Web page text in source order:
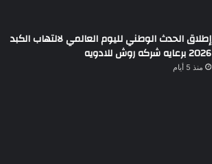
إطلاق الحدث الوطني لليوم العالمي لالتهاب الكبد
2026 برعايه شركه روش للادويه
منذ 5 أيام